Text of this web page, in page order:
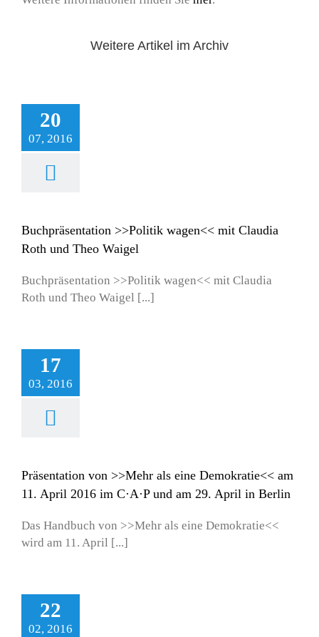
Weitere Artikel im Archiv
20
07, 2016
wagen<<
Roth und
Theo Waigel
Publikationen
Buchpräsentation >>Politik wagen<< mit Claudia
Roth und Theo Waigel
Buchpräsentation >>Politik wagen<< mit Claudia
Roth und Theo Waigel [...]
17
03, 2016
Präsentation von >>Mehr als eine Demokratie<< am
11. April 2016 im C·A·P und am 29. April in Berlin
Das Handbuch von >>Mehr als eine Demokratie<<
wird am 11. April [...]
22
02, 2016